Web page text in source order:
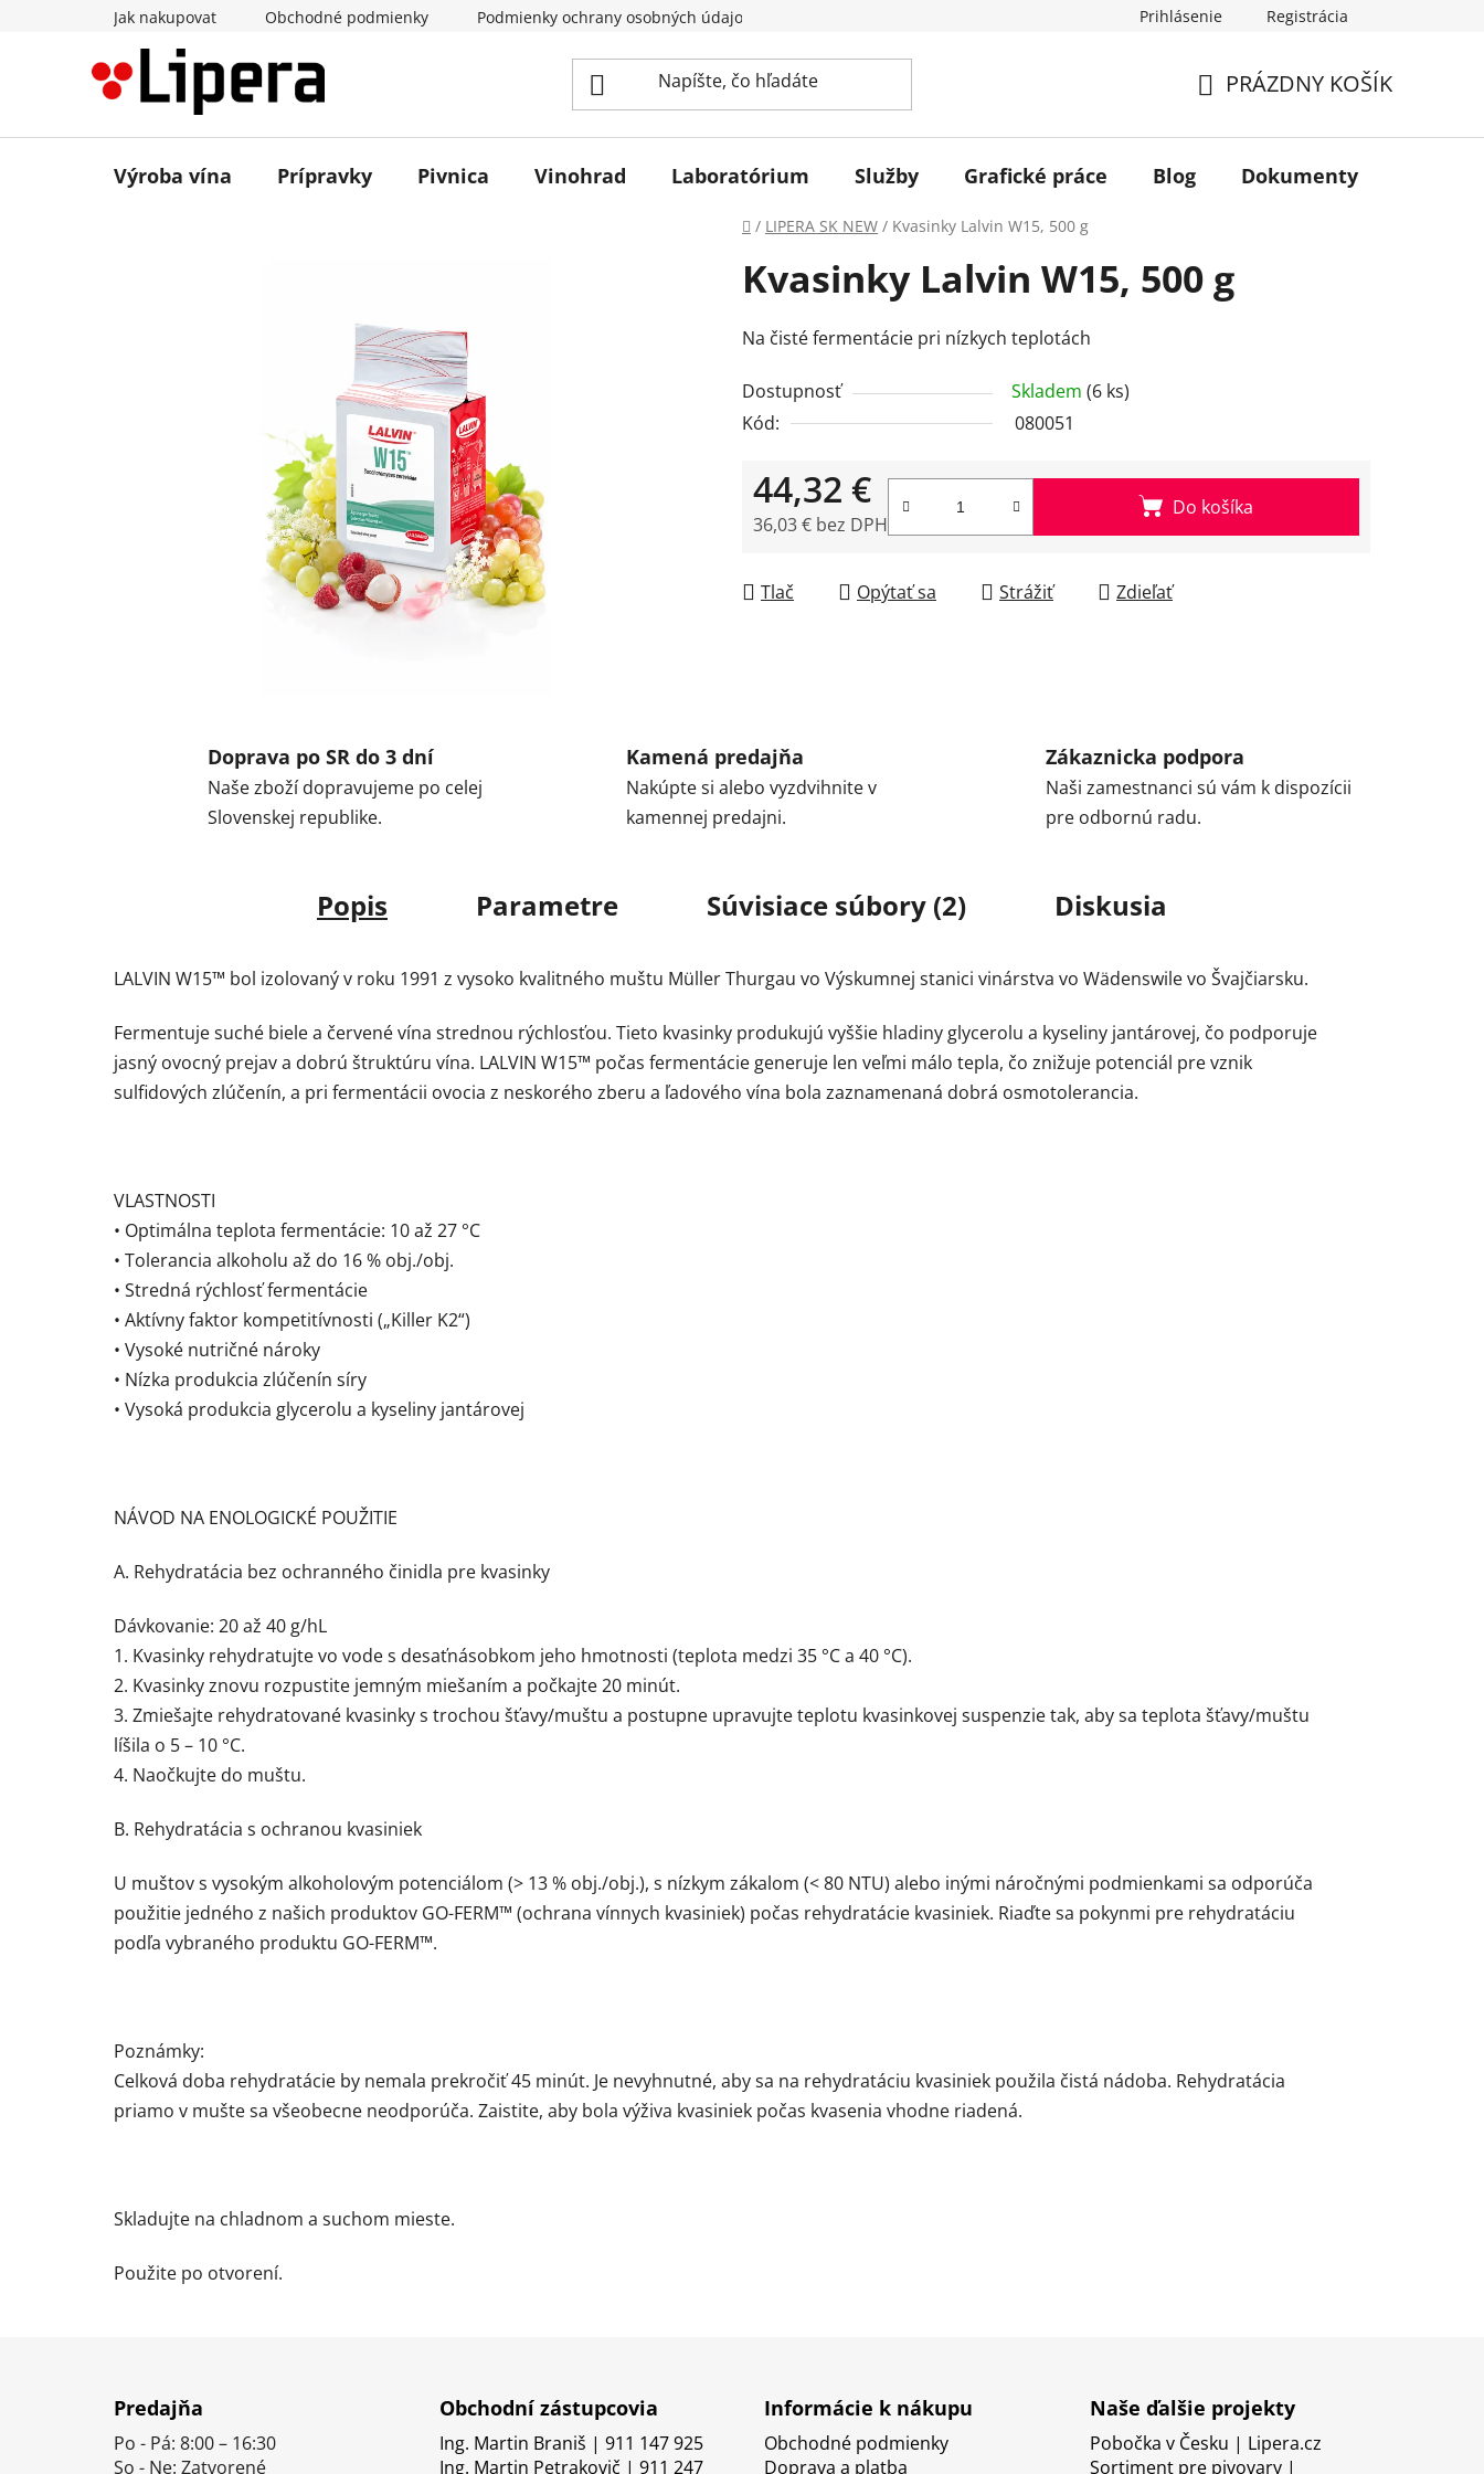
Jak nakupovat Obchodné podmienky Podmienky ochrany osobných údajov Prihlásenie Registrácia
KOŠÍK
PRÁZDNY KOŠÍK
Výroba vína Prípravky Pivnica Vinohrad Laboratórium Služby Grafické práce Blog Dokumenty
Domov
/ LIPERA SK NEW / Kvasinky Lalvin W15, 500 g
Kvasinky Lalvin W15, 500 g
Na čisté fermentácie pri nízkych teplotách
Dostupnosť Skladem (6 ks)
Kód:
080051
44,32 €
36,03 € bez DPH
Do košíka
Tlač Opýtať sa Strážiť Zdieľať
Doprava po SR do 3 dní
Naše zboží dopravujeme po celej
Slovenskej republike.
Kamená predajňa
Nakúpte si alebo vyzdvihnite v
kamennej predajni.
Zákaznicka podpora
Naši zamestnanci sú vám k dispozícii
pre odbornú radu.
Popis Parametre Súvisiace súbory (2) Diskusia
LALVIN W15™ bol izolovaný v roku 1991 z vysoko kvalitného muštu Müller Thurgau vo Výskumnej stanici vinárstva vo Wädenswile vo Švajčiarsku.
Fermentuje suché biele a červené vína strednou rýchlosťou. Tieto kvasinky produkujú vyššie hladiny glycerolu a kyseliny jantárovej, čo podporuje
jasný ovocný prejav a dobrú štruktúru vína. LALVIN W15™ počas fermentácie generuje len veľmi málo tepla, čo znižuje potenciál pre vznik
sulfidových zlúčenín, a pri fermentácii ovocia z neskorého zberu a ľadového vína bola zaznamenaná dobrá osmotolerancia.
VLASTNOSTI
• Optimálna teplota fermentácie: 10 až 27 °C
• Tolerancia alkoholu až do 16 % obj./obj.
• Stredná rýchlosť fermentácie
• Aktívny faktor kompetitívnosti („Killer K2“)
• Vysoké nutričné ​​nároky
• Nízka produkcia zlúčenín síry
• Vysoká produkcia glycerolu a kyseliny jantárovej
NÁVOD NA ENOLOGICKÉ POUŽITIE
A. Rehydratácia bez ochranného činidla pre kvasinky
Dávkovanie: 20 až 40 g/hL
1. Kvasinky rehydratujte vo vode s desaťnásobkom jeho hmotnosti (teplota medzi 35 °C a 40 °C).
2. Kvasinky znovu rozpustite jemným miešaním a počkajte 20 minút.
3. Zmiešajte rehydratované kvasinky s trochou šťavy/muštu a postupne upravujte teplotu kvasinkovej suspenzie tak, aby sa teplota šťavy/muštu
líšila o 5 – 10 °C.
4. Naočkujte do muštu.
B. Rehydratácia s ochranou kvasiniek
U muštov s vysokým alkoholovým potenciálom (> 13 % obj./obj.), s nízkym zákalom (< 80 NTU) alebo inými náročnými podmienkami sa odporúča
použitie jedného z našich produktov GO-FERM™ (ochrana vínnych kvasiniek) počas rehydratácie kvasiniek. Riaďte sa pokynmi pre rehydratáciu
podľa vybraného produktu GO-FERM™.
Poznámky:
Celková doba rehydratácie by nemala prekročiť 45 minút. Je nevyhnutné, aby sa na rehydratáciu kvasiniek použila čistá nádoba. Rehydratácia
priamo v mušte sa všeobecne neodporúča. Zaistite, aby bola výživa kvasiniek počas kvasenia vhodne riadená.
Skladujte na chladnom a suchom mieste.
Použite po otvorení.
Predajňa
Po - Pá: 8:00 – 16:30
So - Ne: Zatvorené
Obchodní zástupcovia
Ing. Martin Braniš | 911 147 925
Ing. Martin Petrakovič | 911 247
Informácie k nákupu
Obchodné podmienky
Doprava a platba
Naše ďalšie projekty
Pobočka v Česku | Lipera.cz
Sortiment pre pivovary |